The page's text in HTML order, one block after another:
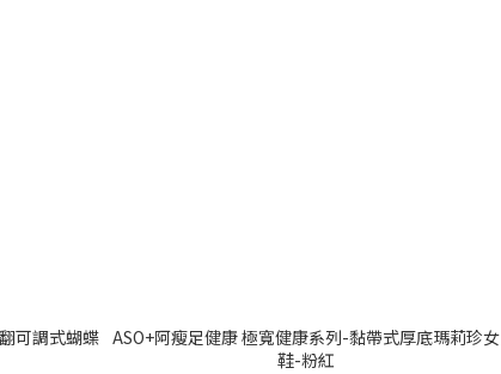
可調式蝴蝶 ASO+阿瘦足健康 極寬健康系列-黏帶式厚底瑪莉珍女
鞋-粉紅